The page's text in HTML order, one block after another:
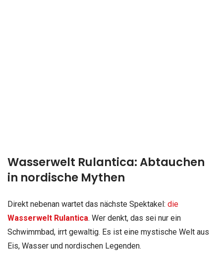
Wasserwelt Rulantica: Abtauchen
in nordische Mythen
Direkt nebenan wartet das nächste Spektakel: die
Wasserwelt Rulantica. Wer denkt, das sei nur ein
Schwimmbad, irrt gewaltig. Es ist eine mystische Welt aus
Eis, Wasser und nordischen Legenden.